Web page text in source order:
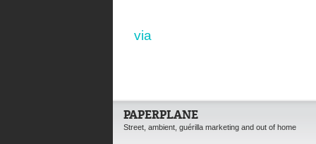
via
PAPERPLANE
Street, ambient, guérilla marketing and out of home